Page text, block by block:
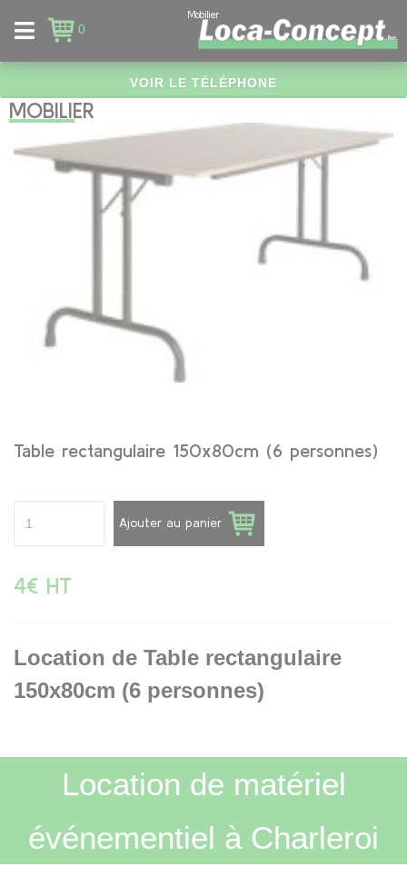
0
Mobilier
VOIR LE TÉLÉPHONE
MOBILIER
Table rectangulaire 150x80cm (6 personnes)
Ajouter au panier
4€ HT
Location de Table rectangulaire
150x80cm (6 personnes)
Location de matériel
événementiel à Charleroi